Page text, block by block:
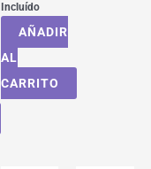
Incluído
AÑADIR
AL
CARRITO